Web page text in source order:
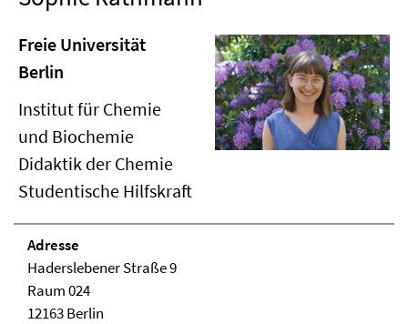
Freie Universität
Berlin
Institut für Chemie
und Biochemie
Didaktik der Chemie
Studentische Hilfskraft
Adresse
Haderslebener Straße 9
Raum 024
12163 Berlin